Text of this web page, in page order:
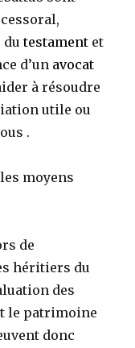
dutestament et
d’un avocat
à résoudre
utile ou
.
moyens
de
héritiers du
des
le patrimoine
donc